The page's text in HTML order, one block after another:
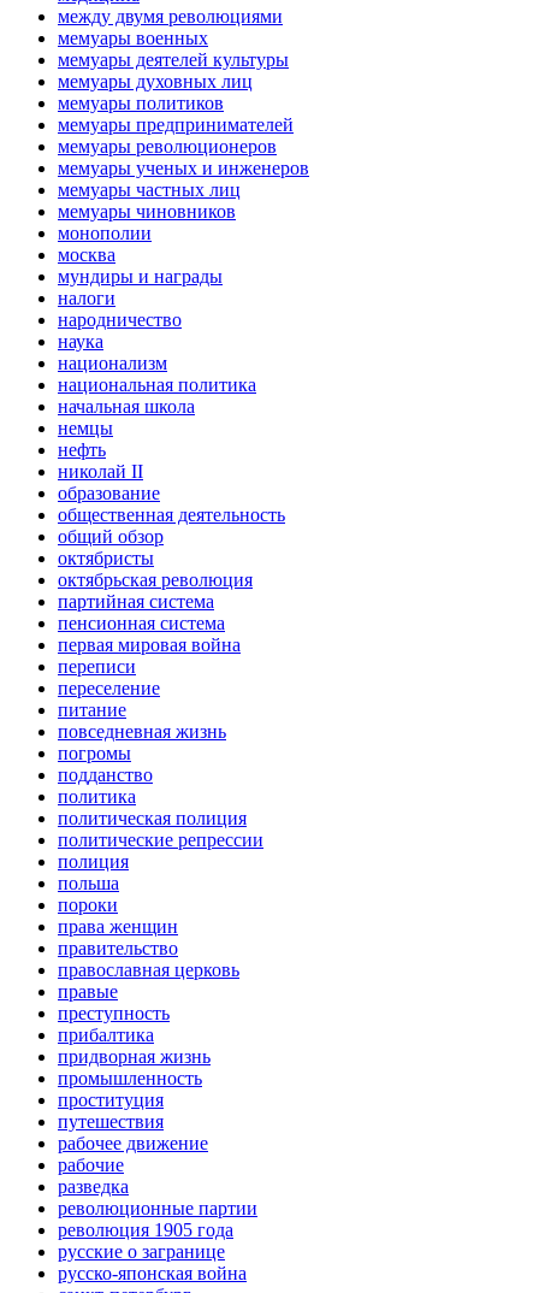
между двумя революциями
мемуары военных
мемуары деятелей культуры
мемуары духовных лиц
мемуары политиков
мемуары предпринимателей
мемуары революционеров
мемуары ученых и инженеров
мемуары частных лиц
мемуары чиновников
монополии
москва
мундиры и награды
налоги
народничество
наука
национализм
национальная политика
начальная школа
немцы
нефть
николай II
образование
общественная деятельность
общий обзор
октябристы
октябрьская революция
партийная система
пенсионная система
первая мировая война
переписи
переселение
питание
повседневная жизнь
погромы
подданство
политика
политическая полиция
политические репрессии
полиция
польша
пороки
права женщин
правительство
православная церковь
правые
преступность
прибалтика
придворная жизнь
промышленность
проституция
путешествия
рабочее движение
рабочие
разведка
революционные партии
революция 1905 года
русские о загранице
русско-японская война